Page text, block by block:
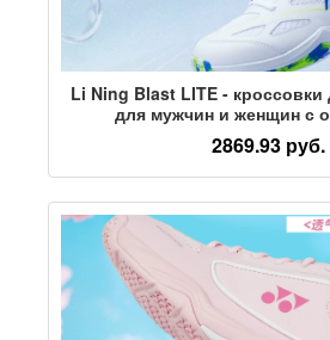
Li Ning Blast LITE -
для мужчин и женщин с
износостойкостью,
мягкостью для тренировок
носки】
2869.93 руб.